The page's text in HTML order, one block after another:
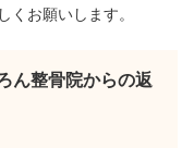
くお願いします。
ん整骨院からの返